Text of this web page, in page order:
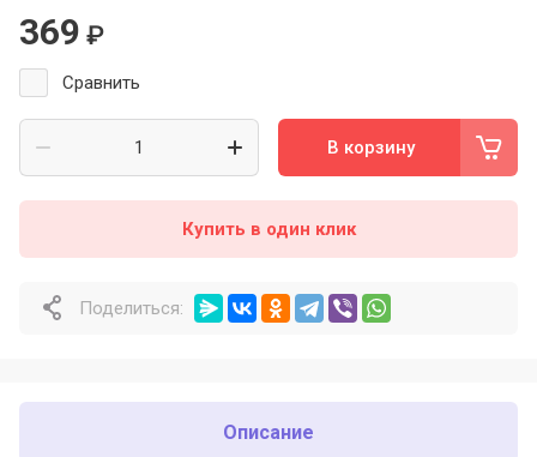
369 ₽
Сравнить
В корзину
Купить в один клик
Поделиться:
Описание